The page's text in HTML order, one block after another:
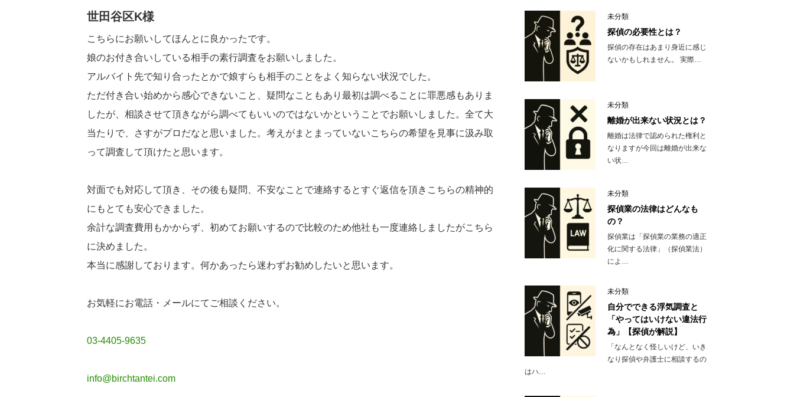
世田谷区K様
こちらにお願いしてほんとに良かったです。
娘のお付き合いしている相手の素行調査をお願いしました。
アルバイト先で知り合ったとかで娘すらも相手のことをよく知らない状況でした。
ただ付き合い始めから感心できないこと、 疑問なこともあり最初は調べることに罪悪感もありま
したが、 相談させて頂きながら調べてもいいのではないかということでお願いしました。全て大
当たりで、さすがプロだなと思いました。 考えがまとまっていないこちらの希望を見事に汲み取
って調査して頂けたと思います。
対面でも対応して頂き、その後も疑問、 不安なことで連絡するとすぐ返信を頂きこちらの精神的
にもとても安心できました。
余計な調査費用もかからず、 初めてお願いするので比較のため他社も一度連絡しましたがこちら
に決めました。
本当に感謝しております。 何かあったら迷わずお勧めしたいと思います。
お気軽にお電話・メールにてご相談ください。
03-4405-9635
info@birchtantei.com
未分類
探偵の必要性とは？
探偵の存在はあまり身近に感じ
ないかもしれません。 実際…
未分類
離婚が出来ない状況とは？
離婚は法律で認められた権利と
なりますが今回は離婚が出来な
い状…
未分類
探偵業の法律はどんなも
の？
探偵業は「探偵業の業務の適正
化に関する法律」（探偵業法）
によ…
未分類
自分でできる浮気調査と
「やってはいけない違法行
為」【探偵が解説】
「なんとなく怪しいけど、いき
なり探偵や弁護士に相談するの
はハ…